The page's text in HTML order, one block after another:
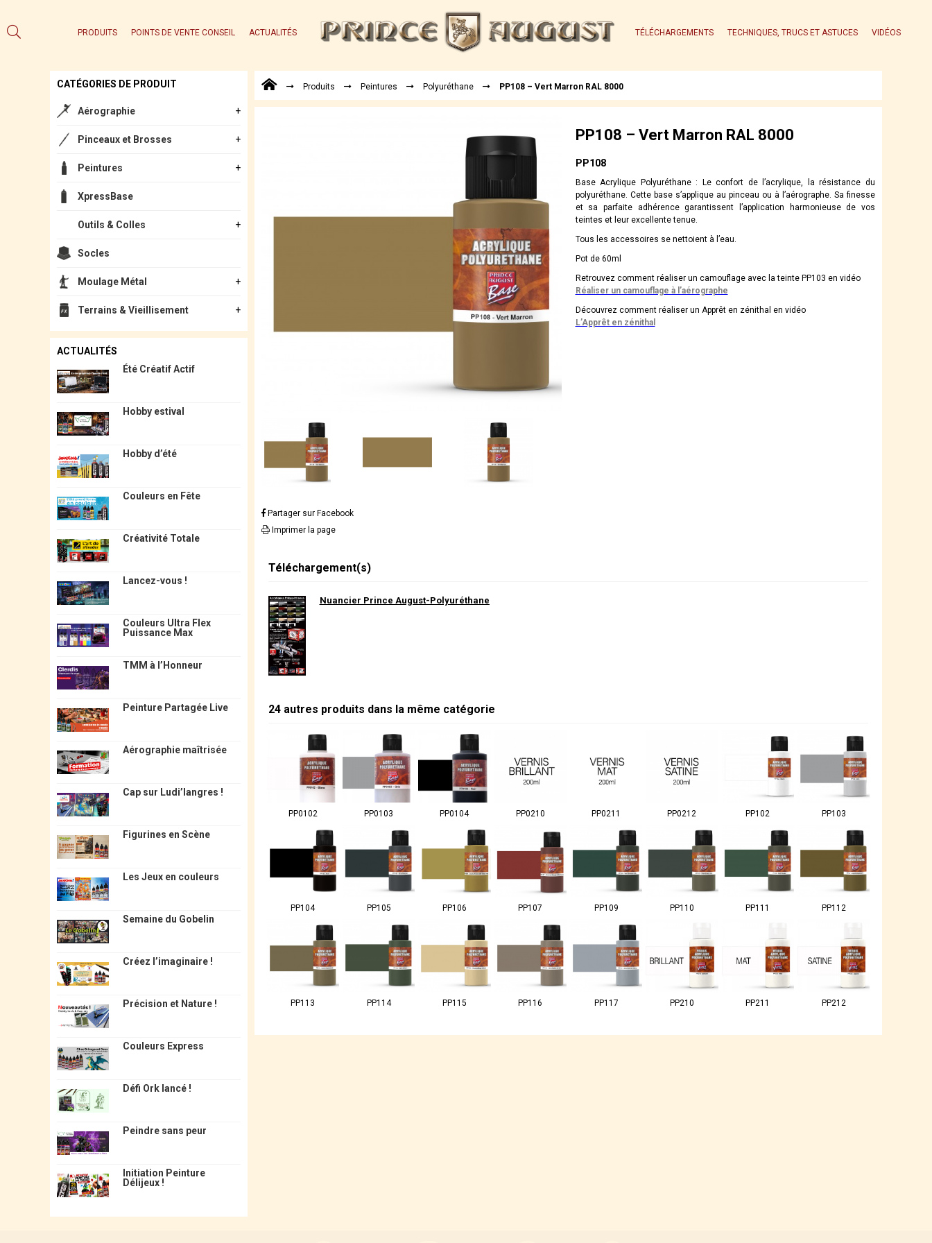
PRODUITS POINTS DE VENTE CONSEIL ACTUALITÉS TÉLÉCHARGEMENTS TECHNIQUES, TRUCS ET ASTUCES VIDÉOS
CATÉGORIES DE PRODUIT
Aérographie
Pinceaux et Brosses
Peintures
XpressBase
Outils & Colles
Socles
Moulage Métal
Terrains & Vieillisement
ACTUALITÉS
Été Créatif Actif
Hobby estival
Hobby d’été
Couleurs en Fête
Créativité Totale
Lancez-vous !
Couleurs Ultra Flex
Puissance Max
TMM à l’Honneur
Peinture Partagée Live
Aérographie maîtrisée
Cap sur Ludi’langres !
Figurines en Scène
Les Jeux en couleurs
Semaine du Gobelin
Créez l’imaginaire !
Précision et Nature !
Couleurs Express
Défi Ork lancé !
Peindre sans peur
Initiation Peinture
Délijeux !
Produits Peintures Polyuréthane PP108 – Vert Marron RAL 8000
Partager sur Facebook
Imprimer la page
PP108 – Vert Marron RAL 8000
PP108
Base Acrylique Polyuréthane : Le confort de l’acrylique, la résistance du
polyuréthane. Cette base s’applique au pinceau ou à l’aérographe. Sa finesse
et sa parfaite adhérence garantissent l’application harmonieuse de vos
teintes et leur excellente tenue.
Tous les accessoires se nettoient à l’eau.
Pot de 60ml
Retrouvez comment réaliser un camouflage avec la teinte PP103 en vidéo
Réaliser un camouflage à l’aérographe
Découvrez comment réaliser un Apprêt en zénithal en vidéo
L’Apprêt en zénithal
Téléchargement(s)
Nuancier Prince August-Polyuréthane
24 autres produits dans la même catégorie
PP0102 PP0103 PP0104 PP0210 PP0211 PP0212 PP102 PP103
PP104 PP105 PP106 PP107 PP109 PP110 PP111 PP112
PP113 PP114 PP115 PP116 PP117 PP210 PP211 PP212